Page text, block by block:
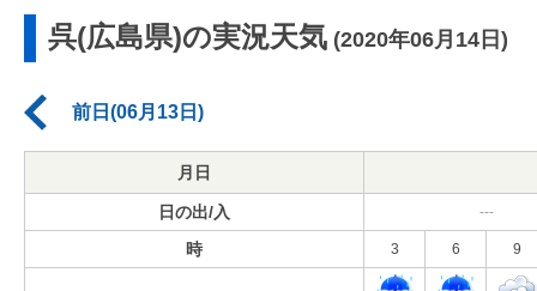
呉(広島県)の実況天気 (2020年06月14日)
前日(06月13日)
月日
日の出/入 ---
時 3 6 9